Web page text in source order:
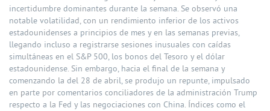
incertidumbre dominantes durante la semana. Se observó una
notable volatilidad, con un rendimiento inferior de los activos
estadounidenses a principios de mes y en las semanas previas,
llegando incluso a registrarse sesiones inusuales con caídas
simultáneas en el S&P 500, los bonos del Tesoro y el dólar
estadounidense. Sin embargo, hacia el final de la semana y
comenzando la del 28 de abril, se produjo un repunte, impulsado
en parte por comentarios conciliadores de la administración Trump
respecto a la Fed y las negociaciones con China. Índices como el